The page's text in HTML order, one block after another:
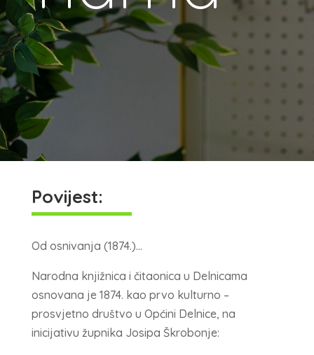
Povijest:
Od osnivanja (1874.)…
Narodna knjižnica i čitaonica u Delnicama
osnovana je 1874. kao prvo kulturno –
prosvjetno društvo u Općini Delnice, na
inicijativu župnika Josipa Škrobonje: